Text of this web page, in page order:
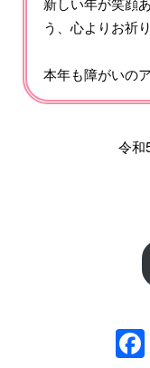
う、心よりお祈
本年も障がいの
令